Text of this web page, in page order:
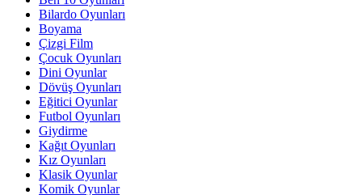
Bilardo Oyunları
Boyama
Çizgi Film
Çocuk Oyunları
Dini Oyunlar
Dövüş Oyunları
Eğitici Oyunlar
Futbol Oyunları
Giydirme
Kağıt Oyunları
Kız Oyunları
Klasik Oyunlar
Komik Oyunlar